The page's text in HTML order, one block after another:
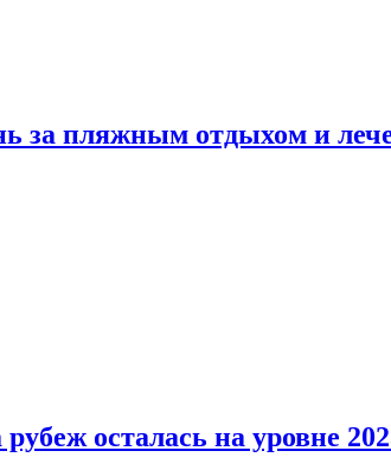
за пляжным отдыхом и
осталась на уровне